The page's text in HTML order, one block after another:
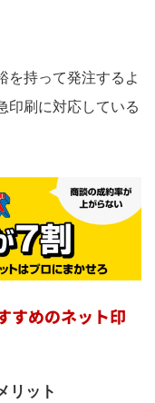
を持って発注するよ
印刷に対応している
すめのネット印
リット